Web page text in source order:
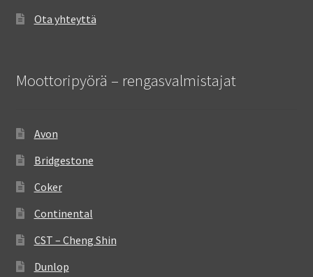
Ota yhteyttä
Moottoripyörä – rengasvalmistajat
Avon
Bridgestone
Coker
Continental
CST – Cheng Shin
Dunlop